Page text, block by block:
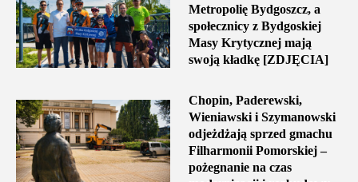
Metropolię Bydgoszcz, a
społecznicy z Bydgoskiej
Masy Krytycznej mają
swoją kładkę [ZDJĘCIA]
Chopin, Paderewski,
Wieniawski i Szymanowski
odjeżdżają sprzed gmachu
Filharmonii Pomorskiej –
pożegnanie na czas